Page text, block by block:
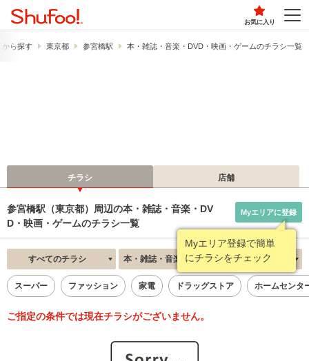
お気に入り
から探す 東京都 参宮橋駅 本・雑誌・音楽・DVD・映画・ゲームのチラシ一覧
チラシ 店舗
参宮橋駅（東京都）周辺の本・雑誌・音楽・DV
D・映画・ゲームのチラシ一覧
Myエリア登録で簡単
にチラシをチェック
Myエリアに登録
すべてのチラシ 本・雑誌・音楽・DVD・映画・ゲーム 新着順
スーパー ファッション 家電 ドラッグストア ホームセンタ
ご指定の条件では現在チラシがございません。